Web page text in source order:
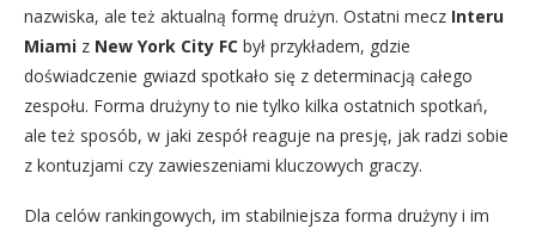
nazwiska, ale też aktualną formę drużyn. Ostatni mecz Interu
Miami z New York City FC był przykładem, gdzie
doświadczenie gwiazd spotkało się z determinacją całego
zespołu. Forma drużyny to nie tylko kilka ostatnich spotkań,
ale też sposób, w jaki zespół reaguje na presję, jak radzi sobie
z kontuzjami czy zawieszeniami kluczowych graczy.
Dla celów rankingowych, im stabilniejsza forma drużyny i im